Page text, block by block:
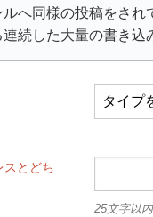
へ同様の投稿をされ
続した大量の書き込
スとどち
25文字以内